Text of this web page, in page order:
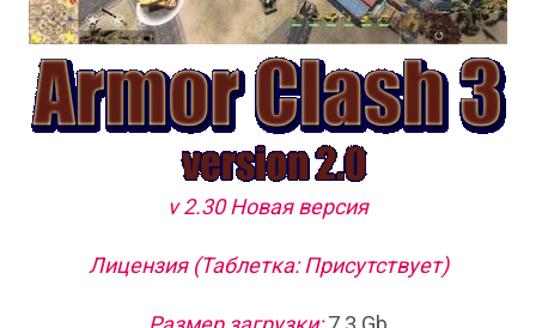
v 2.30 Новая версия
Лицензия (Таблетка: Присутствует)